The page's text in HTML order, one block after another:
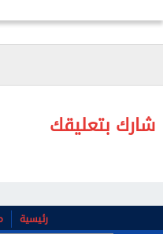
ويبحث يوفنتوس عن
أبرز أهدافه خلال
ويمتد عقد راندال كولو
شارك بتعليقك
رئيسية